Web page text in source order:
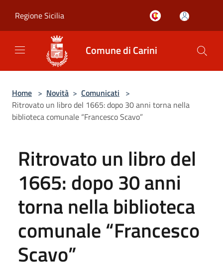
Regione Sicilia
Comune di Carini
Home > Novità > Comunicati >
Ritrovato un libro del 1665: dopo 30 anni torna nella
biblioteca comunale “Francesco Scavo”
Ritrovato un libro del
1665: dopo 30 anni
torna nella biblioteca
comunale “Francesco
Scavo”